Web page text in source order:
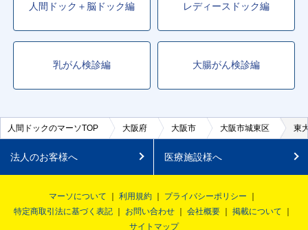
人間ドック＋脳ドック編 レディースドック編
乳がん検診編 大腸がん検診編
人間ドックのマーソTOP 大阪府 大阪市 大阪市城東区 東
法人のお客様へ 医療施設様へ
マーソについて 利用規約
プライバシーポリシー
特定商取引法に基づく表記
お問い合わせ 会社概要
掲載について
サイトマップ